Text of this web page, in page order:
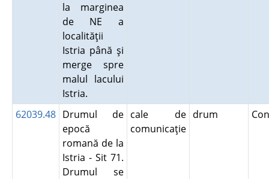
la marginea
de NE a
localităţii
Istria până şi
merge spre
malul lacului
Istria.
62039.48 Drumul de
epocă
romană de la
Istria - Sit 71.
Drumul se
cale de
comunicaţie
drum